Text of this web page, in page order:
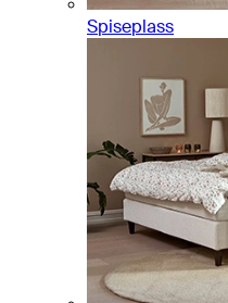
Spiseplass